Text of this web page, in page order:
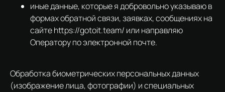
иные данные, которые я добровольно указываю в
формах обратной связи, заявках, сообщениях на
сайте https://gotoit.team/ или направляю
Оператору по электронной почте.
Обработка биометрических персональных данных
(изображение лица, фотографии) и специальных